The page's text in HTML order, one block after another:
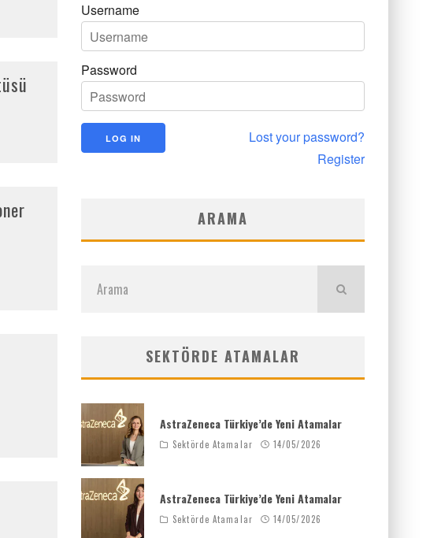
Username
Password
Lost your password?
Register
ARAMA
SEKTÖRDE ATAMALAR
AstraZeneca Türkiye’de Yeni Atamalar
Sektörde Atamalar 14/05/2026
AstraZeneca Türkiye’de Yeni Atamalar
Sektörde Atamalar 14/05/2026